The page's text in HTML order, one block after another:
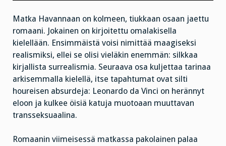
Matka Havannaan on kolmeen, tiukkaan osaan jaettu
romaani. Jokainen on kirjoitettu omalakisella
kielellään. Ensimmäistä voisi nimittää maagiseksi
realismiksi, ellei se olisi vieläkin enemmän: silkkaa
kirjallista surrealismia. Seuraava osa kuljettaa tarinaa
arkisemmalla kielellä, itse tapahtumat ovat silti
houreisen absurdeja: Leonardo da Vinci on herännyt
eloon ja kulkee öisiä katuja muotoaan muuttavan
transseksuaalina.
Romaanin viimeisessä matkassa pakolainen palaa